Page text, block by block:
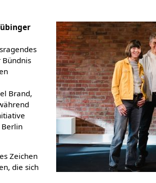
Bündnis
Brand,
Berlin
Zeichen
die sich